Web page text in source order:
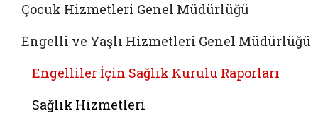
Çocuk Hizmetleri Genel Müdürlüğü
Engelli ve Yaşlı Hizmetleri Genel Müdürlüğü
Engelliler İçin Sağlık Kurulu Raporları
Sağlık Hizmetleri